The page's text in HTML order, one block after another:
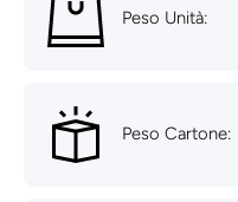
Peso Unità:
Peso Cartone: